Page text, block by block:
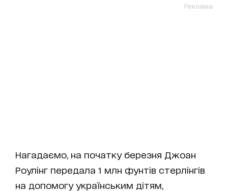
Реклама
Нагадаємо, на початку березня Джоан
Роулінг передала 1 млн фунтів стерлінгів
на допомогу українським дітям,